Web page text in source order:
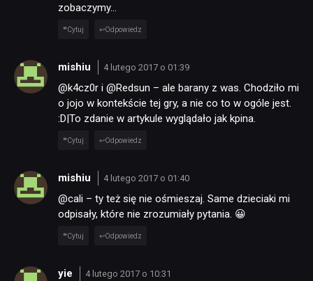
zobaczymy…
Cytuj Odpowiedz
mishiu 4 lutego 2017 o 01:39
@k4cz0r i @Redsun – ale barany z was. Chodziło mi
o jojo w kontekście tej gry, a nie co to w ogóle jest.
:D|To zdanie w artykule wyglądało jak kpina.
Cytuj Odpowiedz
mishiu 4 lutego 2017 o 01:40
@cali – ty też się nie ośmieszaj. Same dzieciaki mi
odpisały, które nie zrozumiały pytania. 😀
Cytuj Odpowiedz
yie 4 lutego 2017 o 10:31